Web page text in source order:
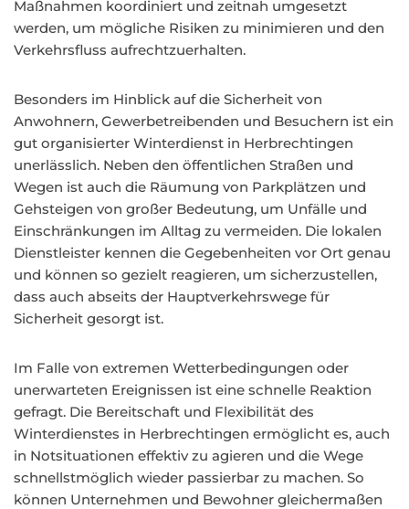
Maßnahmen koordiniert und zeitnah umgesetzt
werden, um mögliche Risiken zu minimieren und den
Verkehrsfluss aufrechtzuerhalten.
Besonders im Hinblick auf die Sicherheit von
Anwohnern, Gewerbetreibenden und Besuchern ist ein
gut organisierter Winterdienst in Herbrechtingen
unerlässlich. Neben den öffentlichen Straßen und
Wegen ist auch die Räumung von Parkplätzen und
Gehsteigen von großer Bedeutung, um Unfälle und
Einschränkungen im Alltag zu vermeiden. Die lokalen
Dienstleister kennen die Gegebenheiten vor Ort genau
und können so gezielt reagieren, um sicherzustellen,
dass auch abseits der Hauptverkehrswege für
Sicherheit gesorgt ist.
Im Falle von extremen Wetterbedingungen oder
unerwarteten Ereignissen ist eine schnelle Reaktion
gefragt. Die Bereitschaft und Flexibilität des
Winterdienstes in Herbrechtingen ermöglicht es, auch
in Notsituationen effektiv zu agieren und die Wege
schnellstmöglich wieder passierbar zu machen. So
können Unternehmen und Bewohner gleichermaßen